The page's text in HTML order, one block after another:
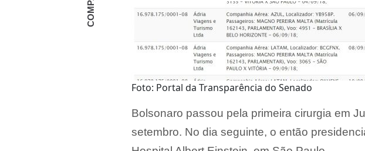
Foto: Portal da Transparência do Senado
Bolsonaro passou pela primeira cirurgia em
setembro. No dia seguinte, o então